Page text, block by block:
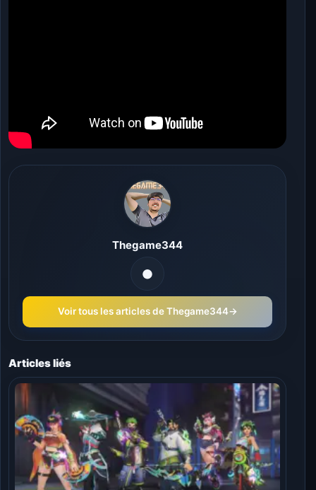
Thegame344
Voir tous les articles de Thegame344→
Articles liés